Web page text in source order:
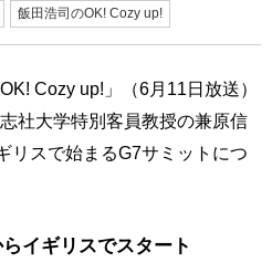
飯田浩司のOK! Cozy up!
Cozy up!」（6月11日放送）
社大学特別客員教授の兼原信
リスで始まるG7サミットにつ
イギリスでスタート